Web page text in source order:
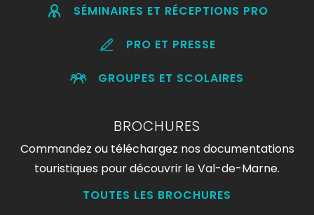
SÉMINAIRES ET RÉCEPTIONS PRO
PRO ET PRESSE
GROUPES ET SCOLAIRES
BROCHURES
Commandez ou téléchargez nos documentations
touristiques pour découvrir le Val-de-Marne.
TOUTES LES BROCHURES